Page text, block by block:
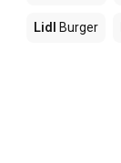
Lidl Burger